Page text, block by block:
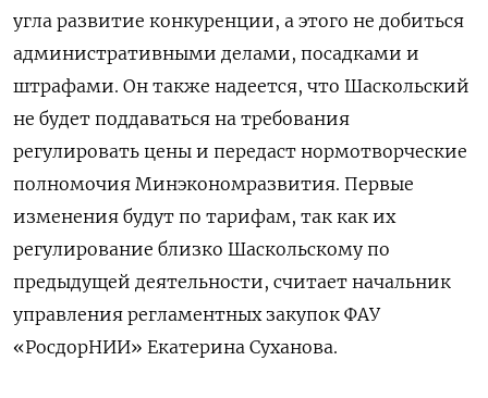
угла развитие конкуренции, а этого не добиться
административными делами, посадками и
штрафами. Он также надеется, что Шаскольский
не будет поддаваться на требования
регулировать цены и передаст нормотворческие
полномочия Минэкономразвития. Первые
изменения будут по тарифам, так как их
регулирование близко Шаскольскому по
предыдущей деятельности, считает начальник
управления регламентных закупок ФАУ
«РосдорНИИ» Екатерина Суханова.